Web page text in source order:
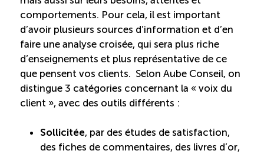
TOURISME
Facebook
LinkedInVimeo Recherche
comportements. Pour cela, il est important
d’avoir plusieurs sources d’information et d’en
faire une analyse croisée, qui sera plus riche
d’enseignements et plus représentative de ce
que pensent vos clients. Selon Aube Conseil, on
distingue 3 catégories concernant la « voix du
client », avec des outils différents :
Sollicitée, par des études de satisfaction,
des fiches de commentaires, des livres d’or,